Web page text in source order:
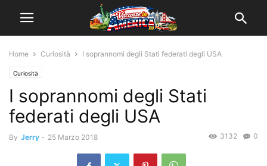
Home Curiosità I soprannomi degli Stati federati degli USA
Curiosità
I soprannomi degli Stati
federati degli USA
By Jerry - 25 Marzo 2018 0
3132